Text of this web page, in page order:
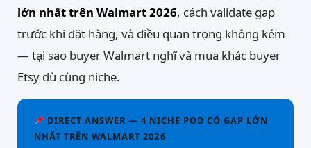
lớn nhất trên Walmart 2026, cách validate gap
trước khi đặt hàng, và điều quan trọng không kém
— tại sao buyer Walmart nghĩ và mua khác buyer
Etsy dù cùng niche.
DIRECT ANSWER — 4 NICHE POD CÓ GAP LỚN
NHẤT TRÊN WALMART 2026